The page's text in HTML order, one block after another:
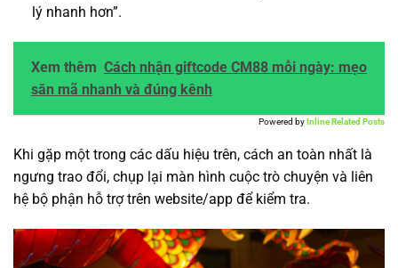
lý nhanh hơn”.
Xem thêm Cách nhận giftcode CM88 mỗi ngày: mẹo
săn mã nhanh và đúng kênh
Powered byInline Related Posts
Khi gặp một trong các dấu hiệu trên, cách an toàn nhất là
ngưng trao đổi, chụp lại màn hình cuộc trò chuyện và liên
hệ bộ phận hỗ trợ trên website/app để kiểm tra.